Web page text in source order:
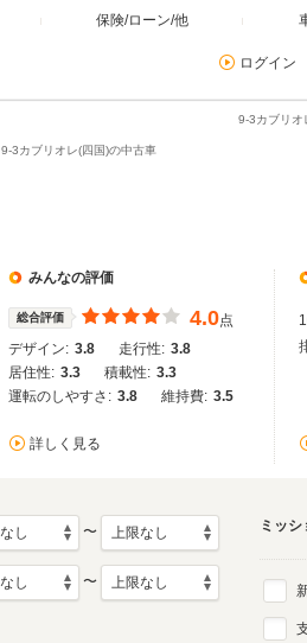
保険/ローン/他
ログイン
9-3カブリオ
9-3カブリオレ(四国)の中古車
みんなの評価
総合評価 4.0点
デザイン: 3.8 走行性: 3.8
居住性: 3.3 積載性: 3.3
運転のしやすさ: 3.8 維持費: 3.5
詳しく見る
〜
〜
ミッシ